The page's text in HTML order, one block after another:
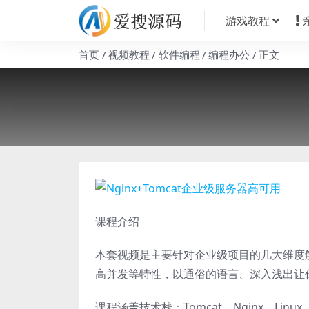
游戏教程
首页 视频教程 软件编程 编程办公 正文
课程介绍
本套视频是主要针对企业级项目的几大维
高并发等特性，以通俗的语言、深入浅出